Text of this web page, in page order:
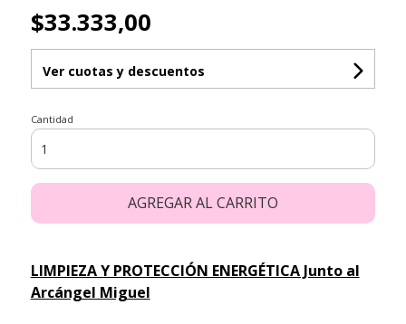
$33.333,00
Ver cuotas y descuentos
Cantidad
AGREGAR AL CARRITO
LIMPIEZA Y PROTECCIÓN ENERGÉTICA Junto al
Arcángel Miguel